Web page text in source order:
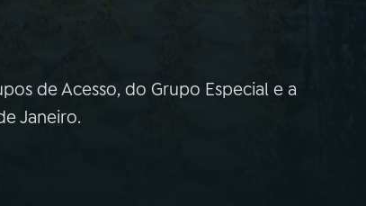
de Acesso, do Grupo Especial e a
Janeiro.